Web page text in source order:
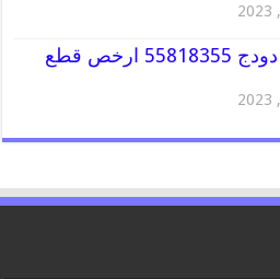
قطع غيار دودج 55818355 ارخص قطع